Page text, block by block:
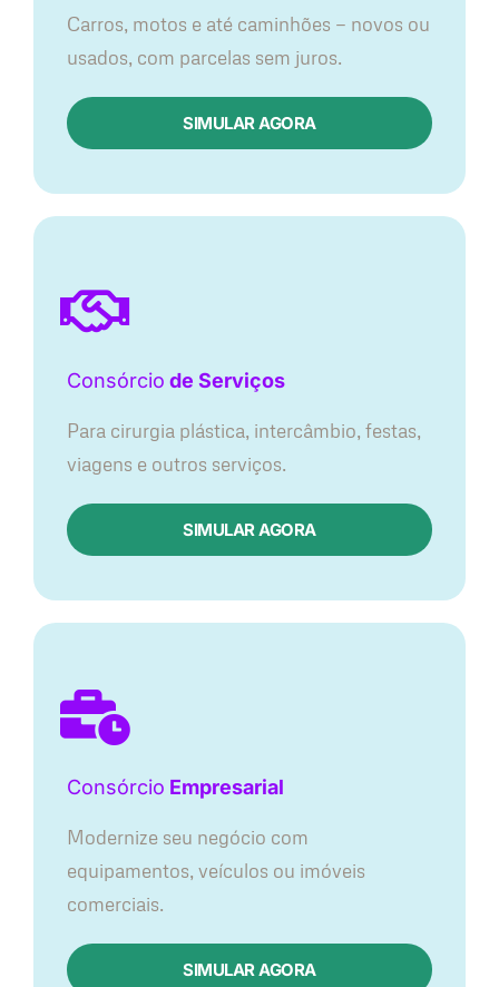
Carros, motos e até caminhões — novos ou
usados, com parcelas sem juros.
SIMULAR AGORA
Consórcio de Serviços
Para cirurgia plástica, intercâmbio, festas,
viagens e outros serviços.
SIMULAR AGORA
Consórcio Empresarial
Modernize seu negócio com
equipamentos, veículos ou imóveis
comerciais.
SIMULAR AGORA